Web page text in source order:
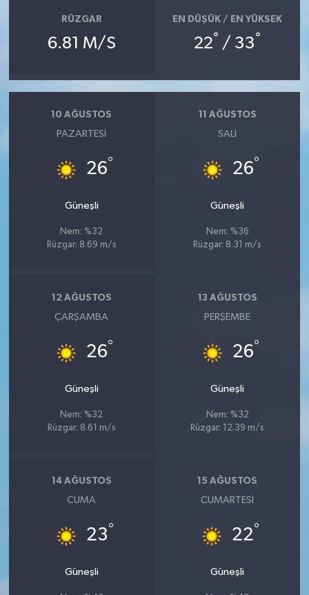
RÜZGAR
6.81 M/S
EN DÜŞÜK / EN YÜKSEK
22° / 33°
10 AĞUSTOS
PAZARTESI
26°
Güneşli
Nem: %32
Rüzgar: 8.69 m/s
11 AĞUSTOS
SALI
26°
Güneşli
Nem: %36
Rüzgar: 8.31 m/s
12 AĞUSTOS
ÇARŞAMBA
26°
Güneşli
Nem: %32
Rüzgar: 8.61 m/s
13 AĞUSTOS
PERŞEMBE
26°
Güneşli
Nem: %32
Rüzgar: 12.39 m/s
14 AĞUSTOS
CUMA
23°
Güneşli
15 AĞUSTOS
CUMARTESI
22°
Güneşli